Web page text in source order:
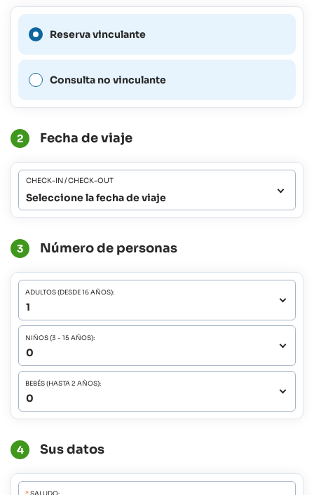
Reserva vinculante
reserva vinculante para este
Consulta no vinculante
2 Fecha de viaje
CHECK-IN / CHECK-OUT
Seleccione la fecha de viaje
3 Número de personas
ADULTOS (DESDE 16 AÑOS):
NIÑOS (3 - 15 AÑOS):
BEBÉS (HASTA 2 AÑOS):
4 Sus datos